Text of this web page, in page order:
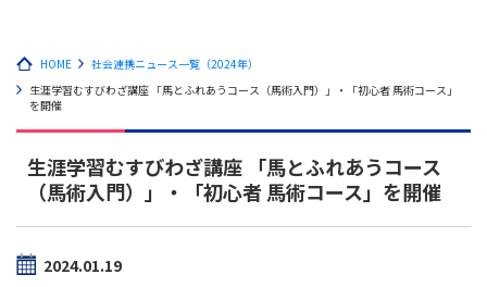
HOME
社会連携ニュース一覧（2024年）
生涯学習むすびわざ講座 「馬とふれあうコース（馬術入門）」・「初心者 馬術コース」
を開催
生涯学習むすびわざ講座 「馬とふれあうコース
（馬術入門）」・「初心者 馬術コース」を開催
2024.01.19